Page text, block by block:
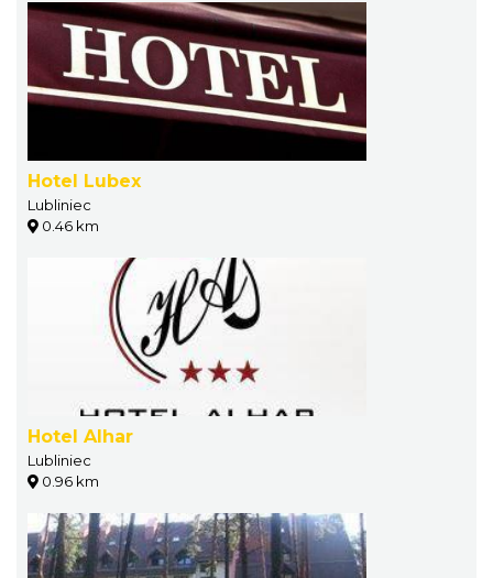
Hotel Lubex
Lubliniec
0.46 km
Hotel Alhar
Lubliniec
0.96 km